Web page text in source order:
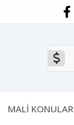
MALİ KONULAR